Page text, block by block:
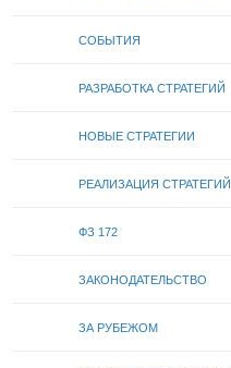
СОБЫТИЯ
РАЗРАБОТКА СТРАТЕГИЙ
НОВЫЕ СТРАТЕГИИ
РЕАЛИЗАЦИЯ СТРАТЕГИЙ
ФЗ 172
ЗАКОНОДАТЕЛЬСТВО
ЗА РУБЕЖОМ